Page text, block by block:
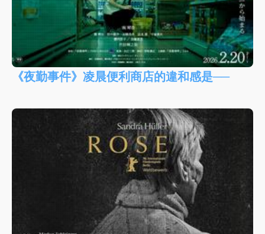
《夜勤事件》凌晨便利商店的違和感是──